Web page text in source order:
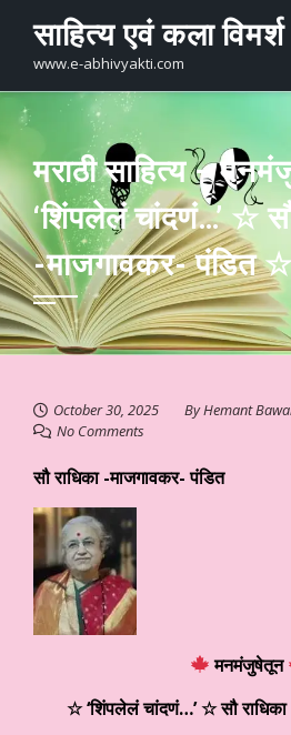
content
साहित्य एवं कला विमर्श
www.e-abhivyakti.com
मराठी साहित्य –
‘शिंपलेलं चांदणं…’ ☆
-माजगावकर- पंडित ☆
October 30, 2025 ByHemant
No Comments
सौ राधिका -माजगावकर- पंडित
मनमंजुषेतून
☆ ‘शिंपलेलं चांदणं…’ ☆ सौ